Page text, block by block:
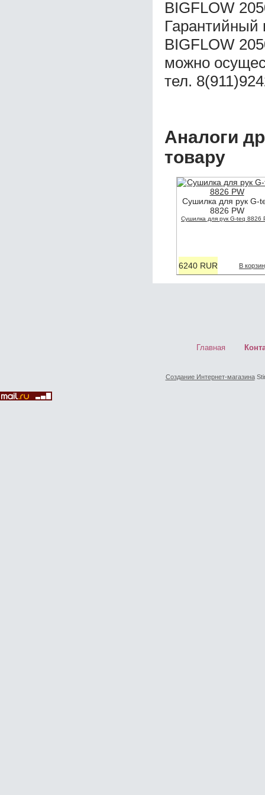
BIGFLOW
Гарантийный
BIGFLOW
можно
тел.
Аналоги
товару
Сушилка для рук G-
8826 PW
Сушилка для рук G-teq 8826
6240 RUR В
Главная
Создание Интернет-магазина